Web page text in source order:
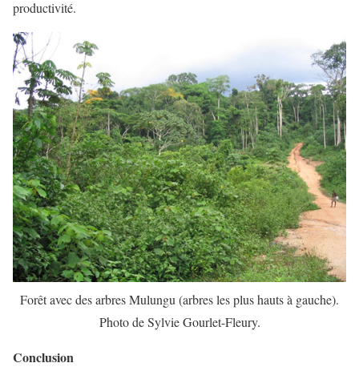
productivité.
Forêt avec des arbres Mulungu (arbres les plus hauts à gauche).
Photo de Sylvie Gourlet-Fleury.
Conclusion